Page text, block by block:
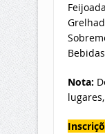
Nota: